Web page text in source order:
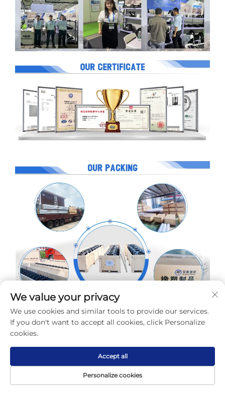
P1: A ydych chi'n gwaithfawr neu'n
Hafan Cynnyrch Ynghylch Cysylltu
We value your privacy
We use cookies and similar tools to provide our services.
If you don't want to accept all cookies, click Personalize
cookies.
Personalize cookies
Accept all